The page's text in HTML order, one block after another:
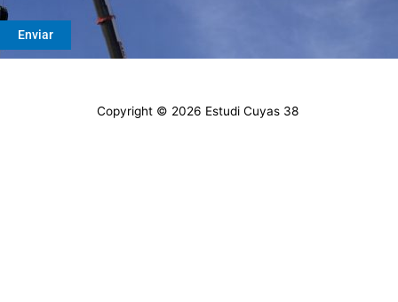
Copyright © 2026 Estudi Cuyas 38